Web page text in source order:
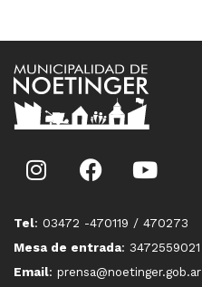
Tel: 03472 -470119 / 470273
Mesa de entrada: 3472559021
Email: prensa@noetinger.gob.ar